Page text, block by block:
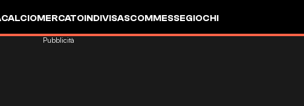
CALCIOMERCATOINDIVISASCOMMESSEGIOCHI
Pubblicità